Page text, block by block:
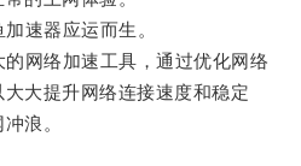
速器应运而生。
网络加速工具，通过优化网络
大提升网络连接速度和稳定
浪。